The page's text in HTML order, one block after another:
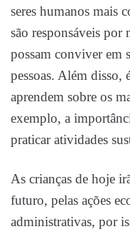
seres humanos mais
são responsáveis por
possam conviver em
pessoas. Além disso,
aprendem sobre os
exemplo, a
praticar atividades
As crianças de hoje
futuro, pelas ações
administrativas, por